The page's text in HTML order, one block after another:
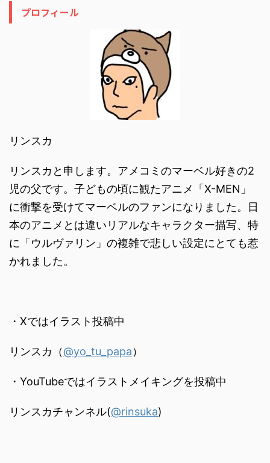
プロフィール
リンスカ
リンスカと申します。アメコミのマーベル好きの2
児の父です。子どもの頃に観たアニメ「X-MEN」
に衝撃を受けてマーベルのファンになりました。日
本のアニメとは違いリアルなキャラクター描写、特
に「ウルヴァリン」の複雑で悲しい設定にとても惹
かれました。
・Xではイラスト投稿中
リンスカ（@yo_tu_papa）
・YouTubeではイラストメイキングを投稿中
リンスカチャンネル(@rinsuka)